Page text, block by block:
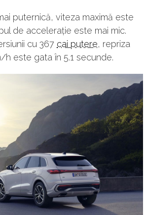
puternică, viteza maximă este
de accelerație este mai mic.
cu 367 cai putere, repriza
h este gata în 5.1 secunde.